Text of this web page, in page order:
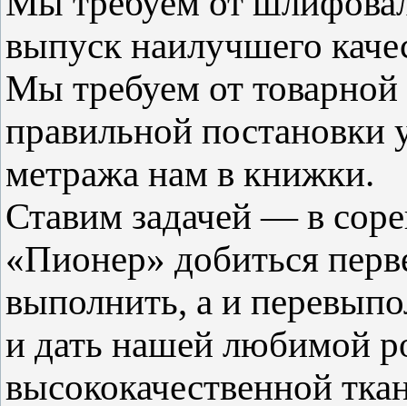
выпуск наилучшего
Мы требуем от товарной
правильной постановки
метража нам в книжки.
Ставим задачей — в
«Пионер» добиться
выполнить, а и
и дать нашей любимой
высококачественной